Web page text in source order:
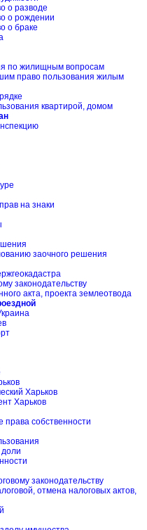
о разводе
о рождении
о браке
по жилищным вопросам
право пользования жилым
квартирой, домом
на знаки
заочного решения
законодательству
акта, проекта землеотвода
Харьков
Харьков
права собственности
законодательству
отмена налоговых актов,